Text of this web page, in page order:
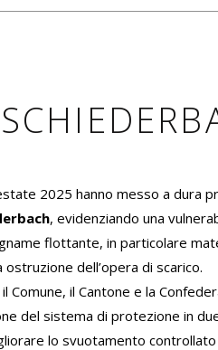
2025 hanno messo a dura
, evidenziando una
flottante, in particolare
dell’opera di scarico.
Comune, il Cantone e la
del sistema di protezione in
lo svuotamento